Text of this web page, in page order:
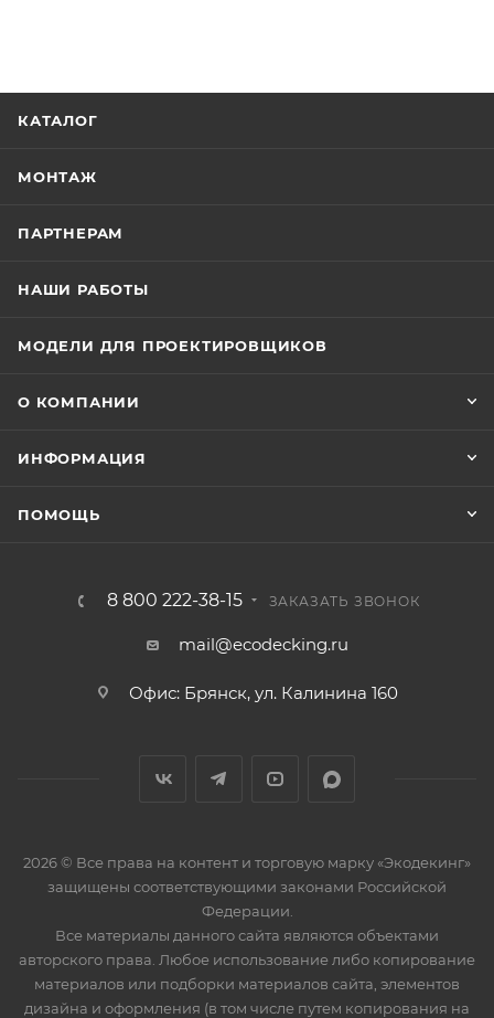
КАТАЛОГ
МОНТАЖ
ПАРТНЕРАМ
НАШИ РАБОТЫ
МОДЕЛИ ДЛЯ ПРОЕКТИРОВЩИКОВ
О КОМПАНИИ
ИНФОРМАЦИЯ
ПОМОЩЬ
8 800 222-38-15 ЗАКАЗАТЬ ЗВОНОК
mail@ecodecking.ru
Офис: Брянск, ул. Калинина 160
2026 © Все права на контент и торговую марку «Экодекинг»
защищены соответствующими законами Российской
Федерации.
Все материалы данного сайта являются объектами
авторского права. Любое использование либо копирование
материалов или подборки материалов сайта, элементов
дизайна и оформления (в том числе путем копирования на